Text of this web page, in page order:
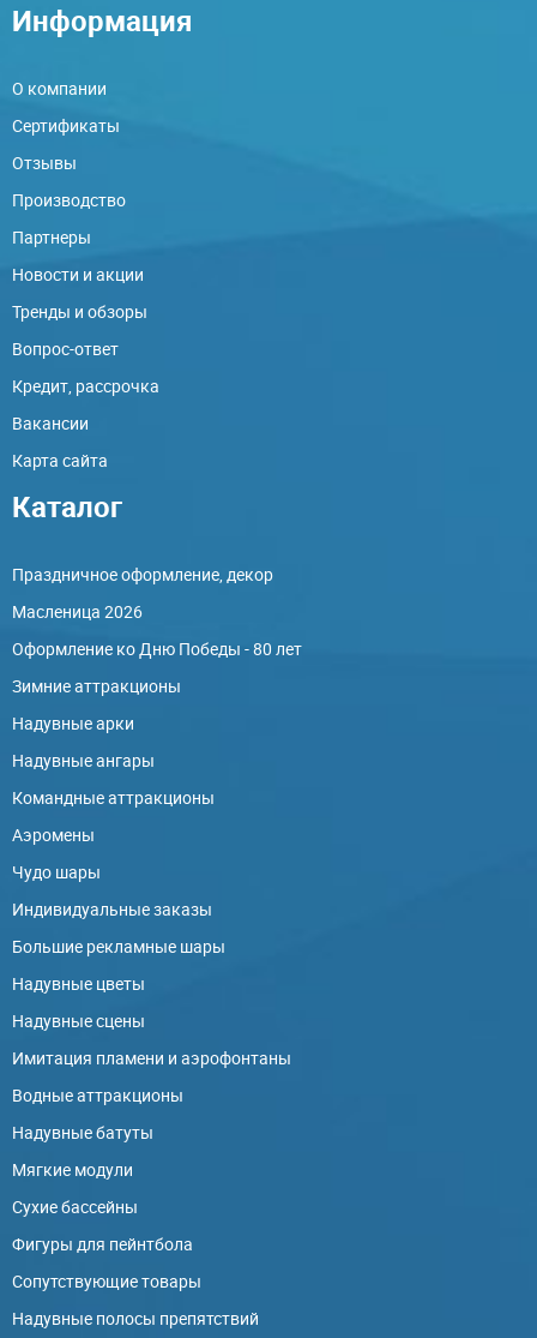
Информация
О компании
Сертификаты
Отзывы
Производство
Партнеры
Новости и акции
Тренды и обзоры
Вопрос-ответ
Кредит, рассрочка
Вакансии
Карта сайта
Каталог
Праздничное оформление, декор
Масленица 2026
Оформление ко Дню Победы - 80 лет
Зимние аттракционы
Надувные арки
Надувные ангары
Командные аттракционы
Аэромены
Чудо шары
Индивидуальные заказы
Большие рекламные шары
Надувные цветы
Надувные сцены
Имитация пламени и аэрофонтаны
Водные аттракционы
Надувные батуты
Мягкие модули
Сухие бассейны
Фигуры для пейнтбола
Сопутствующие товары
Надувные полосы препятствий